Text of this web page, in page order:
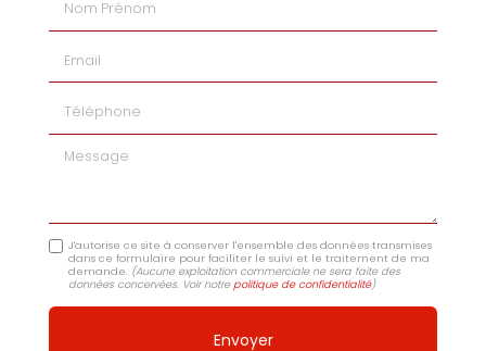
Message
J'autorise ce site à conserver l'ensemble des données transmises
dans ce formulaire pour faciliter le suivi et le traitement de ma
demande. (Aucune exploitation commerciale ne sera faite des
données concervées. Voir notrepolitique de confidentialité)